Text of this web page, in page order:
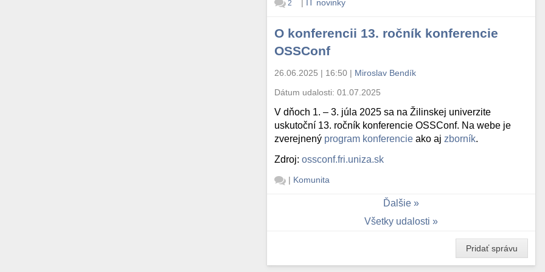
2 IT novinky
O konferencii 13. ročník konferencie
OSSConf
26.06.2025 | 16:50 | Miroslav Bendík
Dátum udalosti:01.07.2025
V dňoch 1. – 3. júla 2025 sa na Žilinskej univerzite
uskutoční 13. ročník konferencie OSSConf. Na webe je
zverejnený program konferencie ako aj zborník.
Zdroj:ossconf.fri.uniza.sk
| Komunita
Ďalšie
Všetky udalosti
Pridať správu